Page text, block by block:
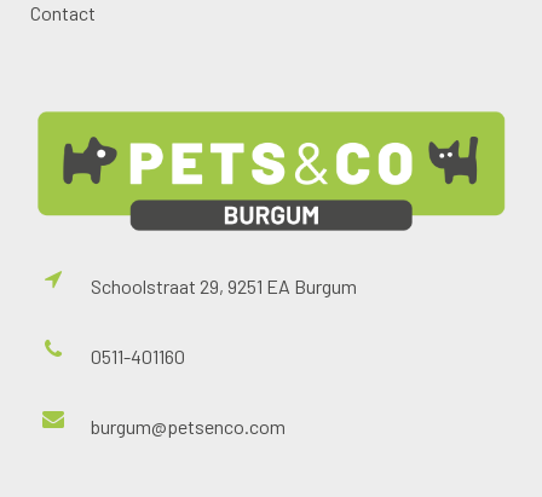
Contact
Schoolstraat 29, 9251 EA Burgum
0511-401160
burgum@petsenco.com